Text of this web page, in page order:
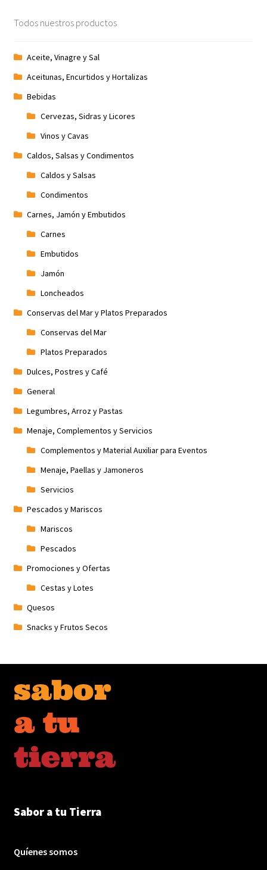
Todos nuestros productos
Aceite, Vinagre y Sal
Aceitunas, Encurtidos y Hortalizas
Bebidas
Cervezas, Sidras y Licores
Vinos y Cavas
Caldos, Salsas y Condimentos
Caldos y Salsas
Condimentos
Carnes, Jamón y Embutidos
Carnes
Embutidos
Jamón
Loncheados
Conservas del Mar y Platos Preparados
Conservas del Mar
Platos Preparados
Dulces, Postres y Café
General
Legumbres, Arroz y Pastas
Menaje, Complementos y Servicios
Complementos y Material Auxiliar para Eventos
Menaje, Paellas y Jamoneros
Servicios
Pescados y Mariscos
Mariscos
Pescados
Promociones y Ofertas
Cestas y Lotes
Quesos
Snacks y Frutos Secos
Sabor a tu Tierra
Quíenes somos